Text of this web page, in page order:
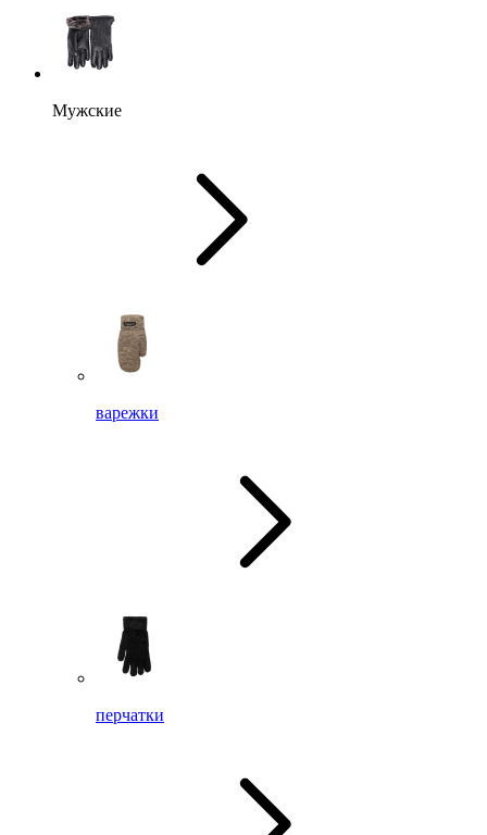
Мужские
варежки
перчатки